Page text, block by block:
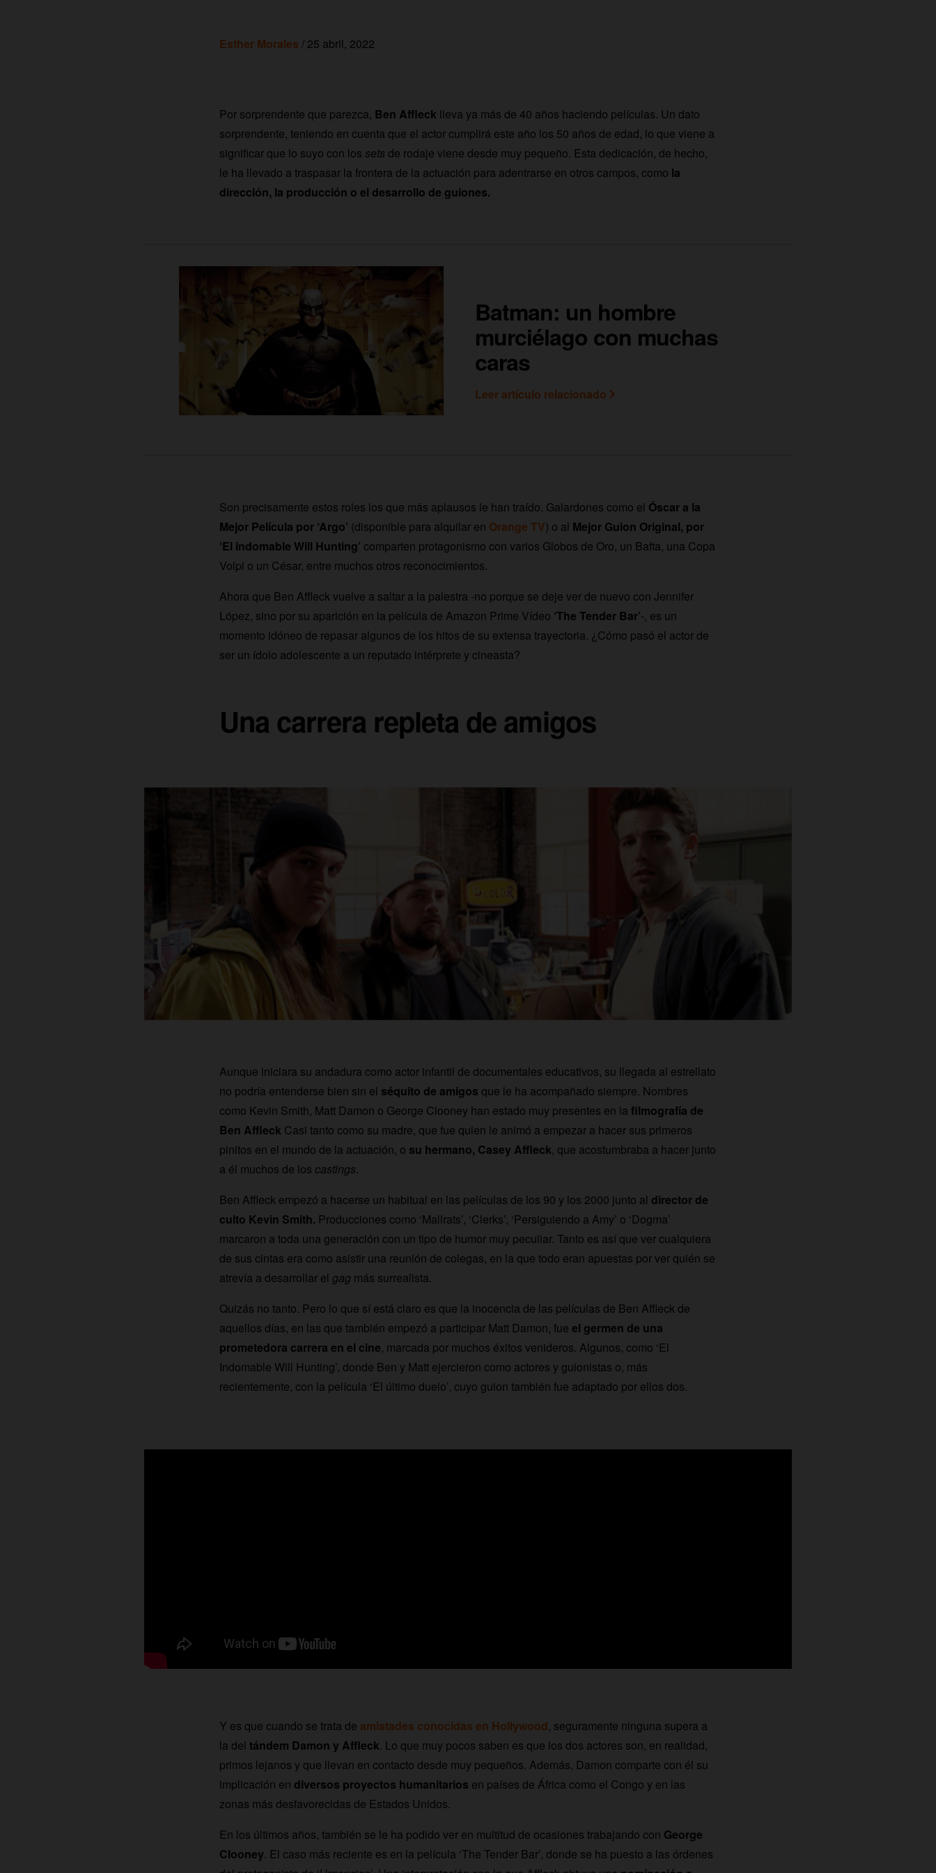
Esther Morales / 25 abril, 2022
Por sorprendente que parezca, Ben Affleck lleva ya más de 40 años haciendo películas. Un dato
sorprendente, teniendo en cuenta que el actor cumplirá este año los 50 años de edad, lo que viene a
significar que lo suyo con los sets de rodaje viene desde muy pequeño. Esta dedicación, de hecho,
le ha llevado a traspasar la frontera de la actuación para adentrarse en otros campos, como la
dirección, la producción o el desarrollo de guiones.
Batman: un hombre
murciélago con muchas
caras
Leer artículo relacionado
Son precisamente estos roles los que más aplausos le han traído. Galardones como el Óscar a la
Mejor Película por ‘Argo’ (disponible para alquilar en Orange TV) o al Mejor Guion Original, por
‘El indomable Will Hunting’ comparten protagonismo con varios Globos de Oro, un Bafta, una Copa
Volpi o un César, entre muchos otros reconocimientos.
Ahora que Ben Affleck vuelve a saltar a la palestra -no porque se deje ver de nuevo con Jennifer
López, sino por su aparición en la película de Amazon Prime Vídeo ‘The Tender Bar’-, es un
momento idóneo de repasar algunos de los hitos de su extensa trayectoria. ¿Cómo pasó el actor de
ser un ídolo adolescente a un reputado intérprete y cineasta?
Una carrera repleta de amigos
Aunque iniciara su andadura como actor infantil de documentales educativos, su llegada al estrellato
no podría entenderse bien sin el séquito de amigos que le ha acompañado siempre. Nombres
como Kevin Smith, Matt Damon o George Clooney han estado muy presentes en la filmografía de
Ben Affleck Casi tanto como su madre, que fue quien le animó a empezar a hacer sus primeros
pinitos en el mundo de la actuación, o su hermano, Casey Affleck, que acostumbraba a hacer junto
a él muchos de los castings.
Ben Affleck empezó a hacerse un habitual en las películas de los 90 y los 2000 junto al director de
culto Kevin Smith. Producciones como ‘Mallrats’, ‘Clerks’, ‘Persiguiendo a Amy’ o ‘Dogma’
marcaron a toda una generación con un tipo de humor muy peculiar. Tanto es así que ver cualquiera
de sus cintas era como asistir una reunión de colegas, en la que todo eran apuestas por ver quién se
atrevía a desarrollar el gag más surrealista.
Quizás no tanto. Pero lo que sí está claro es que la inocencia de las películas de Ben Affleck de
aquellos días, en las que también empezó a participar Matt Damon, fue el germen de una
prometedora carrera en el cine, marcada por muchos éxitos venideros. Algunos, como ‘El
Indomable Will Hunting’, donde Ben y Matt ejercieron como actores y guionistas o, más
recientemente, con la película ‘El último duelo’, cuyo guion también fue adaptado por ellos dos.
Y es que cuando se trata de amistades conocidas en Hollywood, seguramente ninguna supera a
la del tándem Damon y Affleck. Lo que muy pocos saben es que los dos actores son, en realidad,
primos lejanos y que llevan en contacto desde muy pequeños. Además, Damon comparte con él su
implicación en diversos proyectos humanitarios en países de África como el Congo y en las
zonas más desfavorecidas de Estados Unidos.
En los últimos años, también se le ha podido ver en multitud de ocasiones trabajando con George
Clooney. El caso más reciente es en la película ‘The Tender Bar’, donde se ha puesto a las órdenes